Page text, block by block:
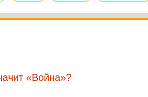
«Война»?